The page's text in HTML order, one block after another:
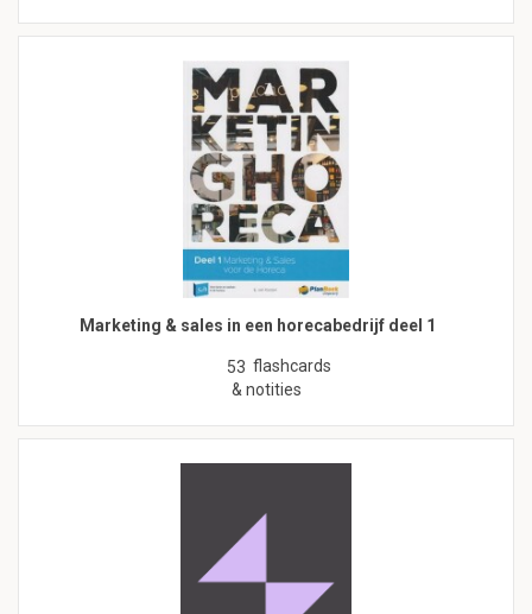
Marketing & sales in een horecabedrijf deel 1
53 flashcards
& notities